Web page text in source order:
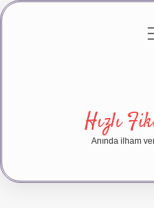
Gizlilik
Hızlı
Anında ilham